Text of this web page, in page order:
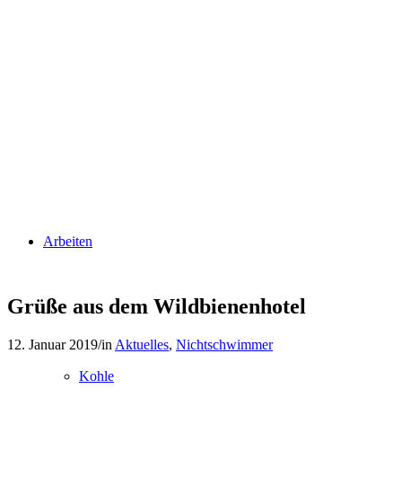
Arbeiten
Kohle
Grüße aus dem Wildbienenhotel
12. Januar 2019/in Aktuelles, Nichtschwimmer